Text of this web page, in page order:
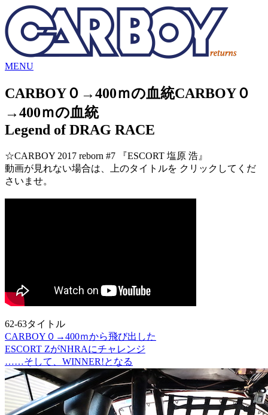
MENU
CARBOY０→400ｍの血統CARBOY０
→400ｍの血統
Legend of DRAG RACE
☆CARBOY 2017 reborn #7 『ESCORT 塩原 浩』
動画が見れない場合は、上のタイトルを クリックしてくだ
さいませ。
62-63タイトル
CARBOY０→400ｍから飛び出した
ESCORT ZがNHRAにチャレンジ
……そして、WINNER!となる